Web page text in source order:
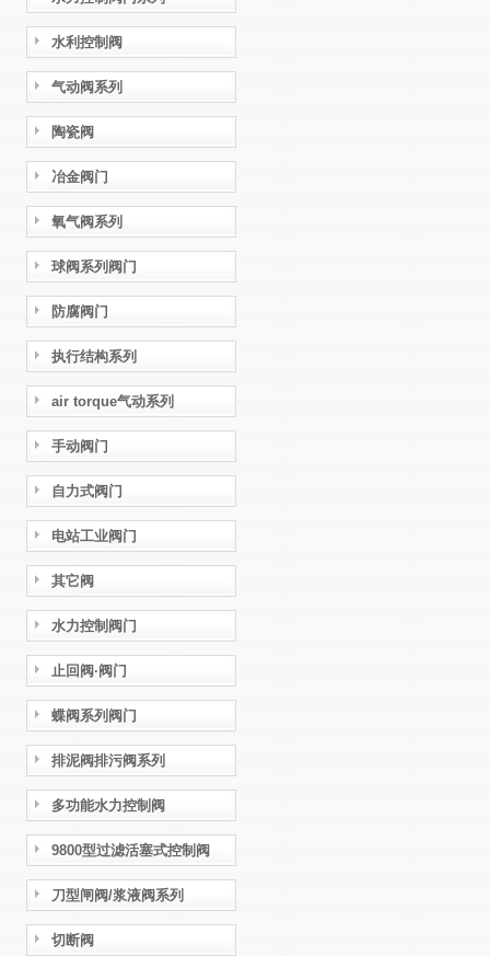
水利控制阀
气动阀系列
陶瓷阀
冶金阀门
氧气阀系列
球阀系列阀门
防腐阀门
执行结构系列
air torque气动系列
手动阀门
自力式阀门
电站工业阀门
其它阀
水力控制阀门
止回阀·阀门
蝶阀系列阀门
排泥阀排污阀系列
多功能水力控制阀
9800型过滤活塞式控制阀
刀型闸阀/浆液阀系列
切断阀